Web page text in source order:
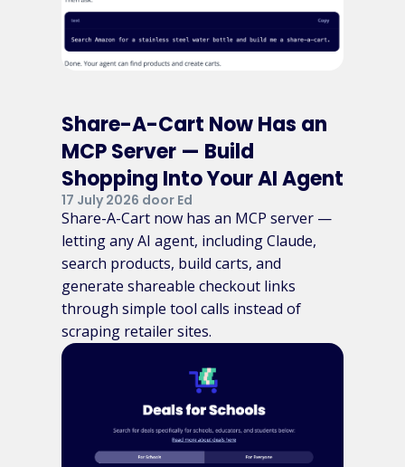
Share-A-Cart Now Has an
MCP Server — Build
Shopping Into Your AI Agent
17 July 2026 door Ed
Share-A-Cart now has an MCP server —
letting any AI agent, including Claude,
search products, build carts, and
generate shareable checkout links
through simple tool calls instead of
scraping retailer sites.